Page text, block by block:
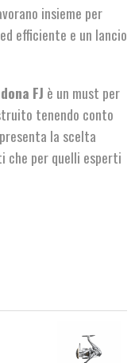
insieme per
efficiente e un lancio
FJ è un must per
tenendo conto
la scelta
per quelli esperti